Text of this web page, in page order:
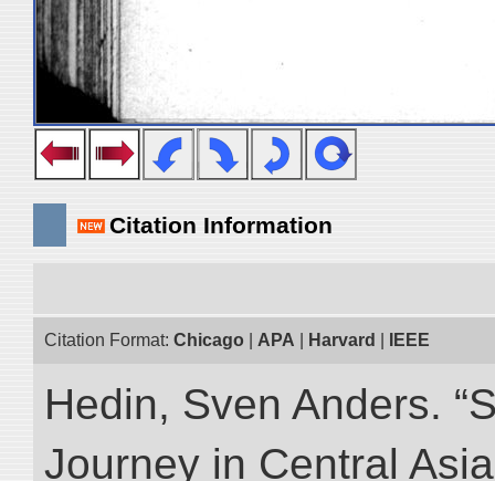
Citation Information
Citation Format: Chicago APA Harvard IEEE
Hedin, Sven Anders.
Journey in Central